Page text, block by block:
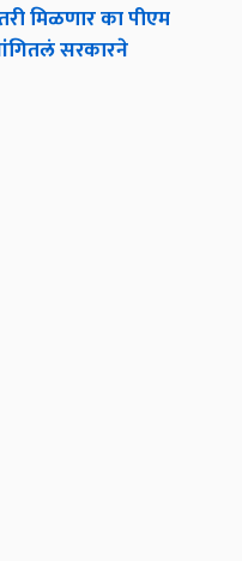
मिळणार का पीएम
सरकारने